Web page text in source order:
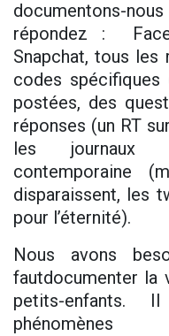
documentons-
répondez :
Snapchat, tous
codes
postées, des
réponses (un RT
les journaux
contemporaine
disparaissent, les
pour l’éternité).
Nous avons
fautdocumenter la
petits-enfants.